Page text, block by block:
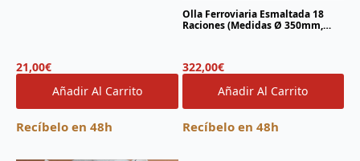
21,00€
Añadir Al Carrito
Recíbelo en 48h
Olla Ferroviaria Esmaltada 18
Raciones (Medidas Ø 350mm,
322,00€
Añadir Al Carrito
Recíbelo en 48h